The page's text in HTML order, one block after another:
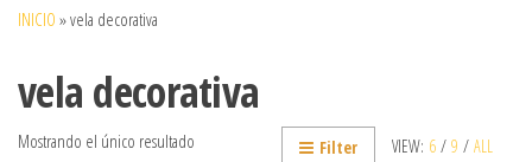
INICIO »vela decorativa
vela decorativa
VIEW: 6 / 9 / ALL
Filter
Mostrando el único resultado